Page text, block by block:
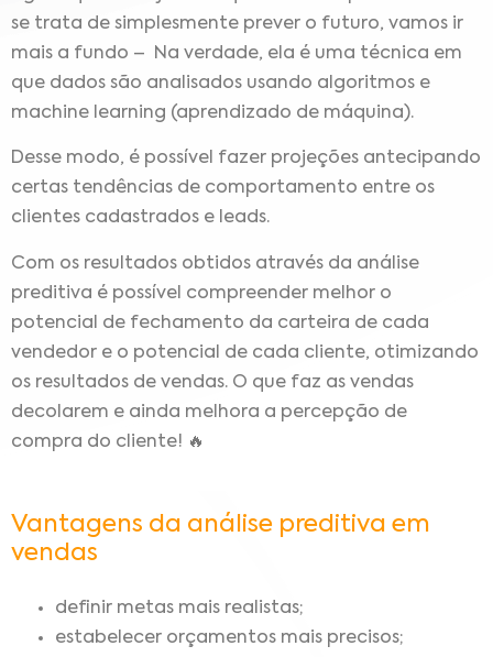
se trata de simplesmente prever o futuro, vamos ir
mais a fundo – Na verdade, ela é uma técnica em
que dados são analisados usando algoritmos e
machine learning (aprendizado de máquina).
Desse modo, é possível fazer projeções antecipando
certas tendências de comportamento entre os
clientes cadastrados e leads.
Com os resultados obtidos através da análise
preditiva é possível compreender melhor o
potencial de fechamento da carteira de cada
vendedor e o potencial de cada cliente, otimizando
os resultados de vendas. O que faz as vendas
decolarem e ainda melhora a percepção de
compra do cliente! 🔥
Vantagens da análise preditiva em
vendas
definir metas mais realistas;
estabelecer orçamentos mais precisos;